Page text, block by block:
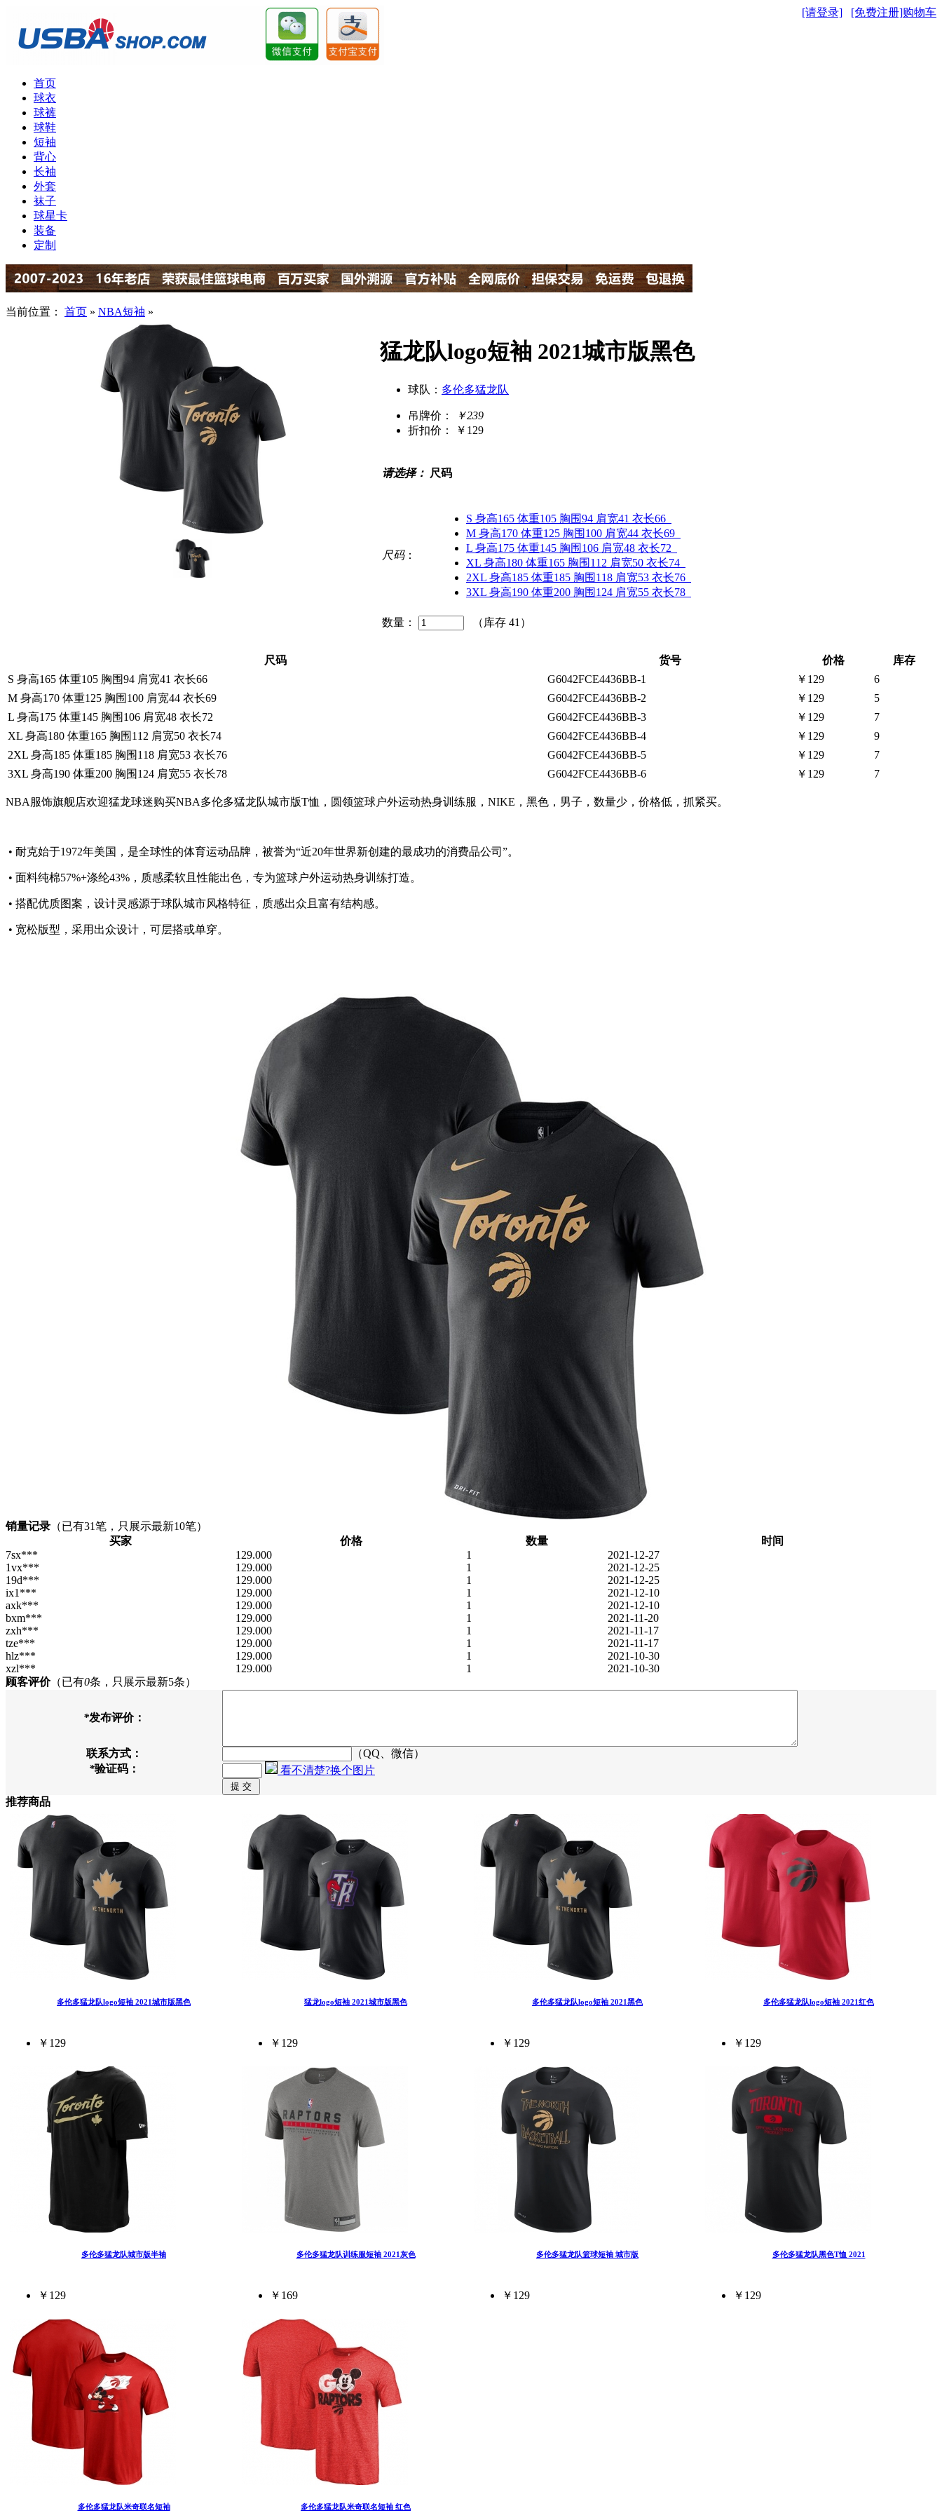
[请登录] [免费注册]购物车
首页
球衣
球裤
球鞋
短袖
背心
长袖
外套
袜子
球星卡
装备
定制
当前位置： 首页 » NBA短袖 »
猛龙队logo短袖 2021城市版黑色
球队： 多伦多猛龙队
吊牌价：
￥239
折扣价：
￥129
请选择： 尺码
尺码：
S 身高165 体重105 胸围94 肩宽41 衣长66
M 身高170 体重125 胸围100 肩宽44 衣长69
L 身高175 体重145 胸围106 肩宽48 衣长72
XL 身高180 体重165 胸围112 肩宽50 衣长74
2XL 身高185 体重185 胸围118 肩宽53 衣长76
3XL 身高190 体重200 胸围124 肩宽55 衣长78
数量： （库存 41 ）
尺码 货号 价格
库存
S 身高165 体重105 胸围94 肩宽41 衣长66
G6042FCE4436BB-1 ￥129
6
M 身高170 体重125 胸围100 肩宽44 衣长69
G6042FCE4436BB-2 ￥129
5
L 身高175 体重145 胸围106 肩宽48 衣长72
G6042FCE4436BB-3 ￥129
7
XL 身高180 体重165 胸围112 肩宽50 衣长74
G6042FCE4436BB-4 ￥129
9
2XL 身高185 体重185 胸围118 肩宽53 衣长76
G6042FCE4436BB-5 ￥129
7
3XL 身高190 体重200 胸围124 肩宽55 衣长78
G6042FCE4436BB-6 ￥129 7
NBA服饰旗舰店欢迎猛龙球迷购买NBA多伦多猛龙队城市版T恤，圆领篮球户外运动热身训练服，NIKE，黑色，男子，数量少，价格低，抓紧买。
• 耐克始于1972年美国，是全球性的体育运动品牌，被誉为“近20年世界新创建的最成功的消费品公司”。
• 面料纯棉57%+涤纶43%，质感柔软且性能出色，专为篮球户外运动热身训练打造。
• 搭配优质图案，设计灵感源于球队城市风格特征，质感出众且富有结构感。
• 宽松版型，采用出众设计，可层搭或单穿。
销量记录 （已有31笔，只展示最新10笔）
买家
价格 数量
时间
7sx***
129.000 1
2021-12-27
1vx***
129.000 1
2021-12-25
19d***
129.000 1
2021-12-25
ix1***
129.000 1
2021-12-10
axk***
129.000 1
2021-12-10
bxm***
129.000 1
2021-11-20
zxh***
129.000 1
2021-11-17
tze***
129.000 1
2021-11-17
hlz***
129.000 1
2021-10-30
xzl***
129.000 1
2021-10-30
顾客评价（已有0条，只展示最新5条）
*发布评价：
联系方式：
（QQ、微信）
*验证码： 看不清楚?换个图片
推荐商品
多伦多猛龙队logo短袖 2021城市版黑色
￥129
猛龙logo短袖 2021城市版黑色
￥129
多伦多猛龙队logo短袖 2021黑色
￥129
多伦多猛龙队logo短袖 2021红色
￥129
多伦多猛龙队城市版半袖
￥129
多伦多猛龙队训练服短袖 2021灰色
￥169
多伦多猛龙队篮球短袖 城市版
￥129
多伦多猛龙队黑色T恤 2021
￥129
多伦多猛龙队米奇联名短袖 多伦多猛龙队米奇联名短袖 红色